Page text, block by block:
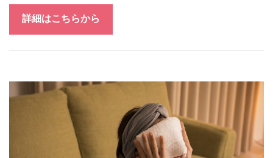
詳細はこちらから